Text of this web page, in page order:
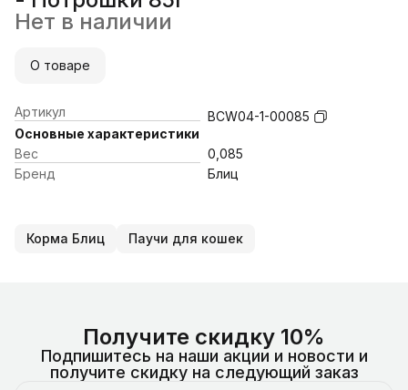
Нет в наличии
О товаре
Артикул
BCW04-1-00085
Основные характеристики
Вес
0,085
Бренд
Блиц
Корма Блиц Паучи для кошек
Получите скидку 10%
Подпишитесь на наши акции и новости и
получите скидку на следующий заказ